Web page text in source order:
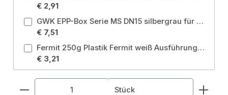
€ 2,91
GWK EPP-Box Serie MS DN15 silbergrau für Schrägsitzventil mit IG Größe: DN15
€ 7,51
Fermit 250g Plastik Fermit weiß Ausführung: 250g
€ 3,21
Produkt Anzahl: Gib den gewünschten Wert
Stück